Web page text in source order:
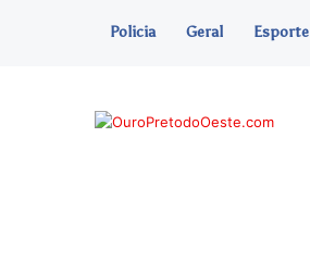
Policia Geral Esporte